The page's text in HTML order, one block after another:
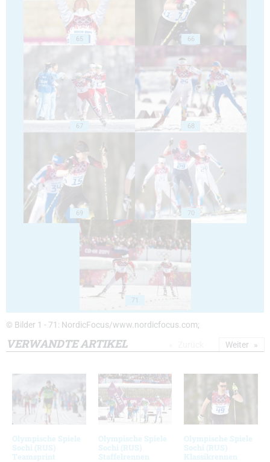
65 66
67 68
69 70
71
© Bilder 1 - 71: NordicFocus/www.nordicfocus.com;
VERWANDTE ARTIKEL
Olympische Spiele
Sochi (RUS)
Teamsprint
Olympische Spiele
Sochi (RUS)
Staffelrennen
Olympische Spiele
Sochi (RUS)
Klassikrennen
Weiter